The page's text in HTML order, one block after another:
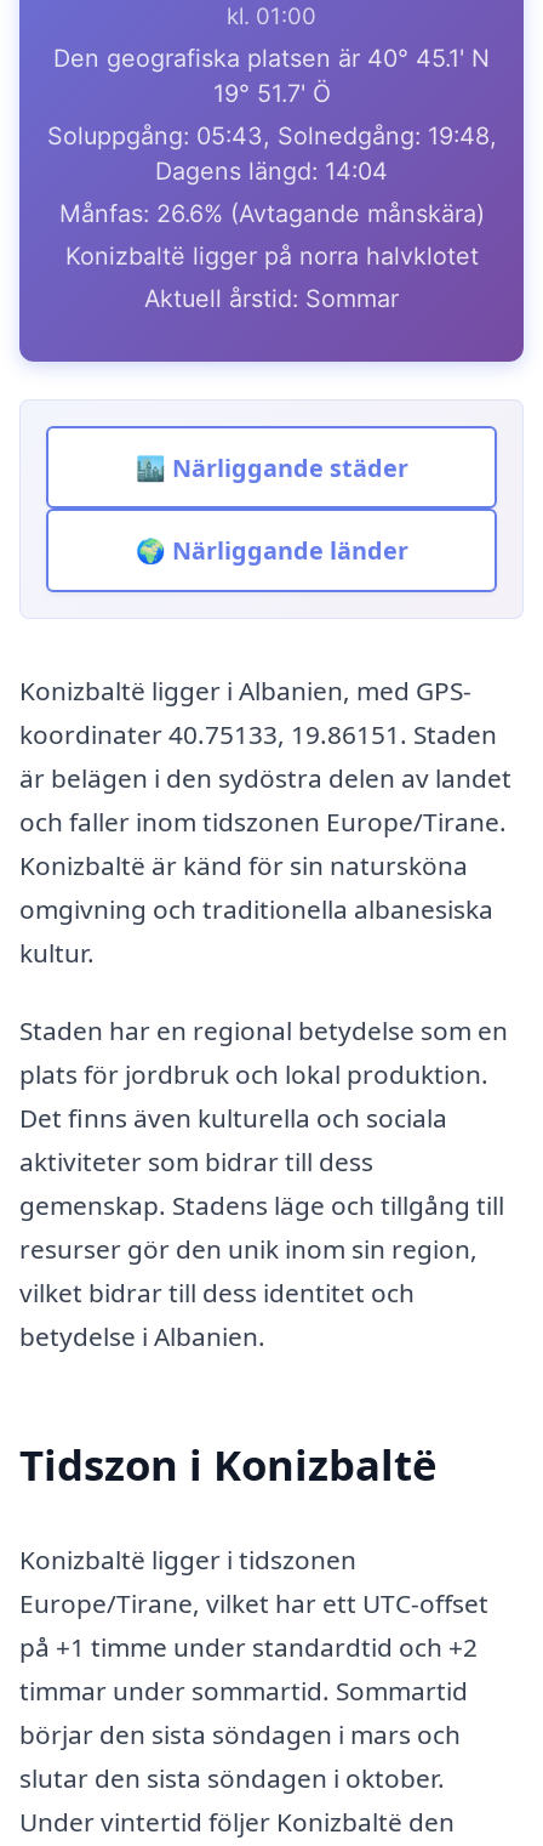
kl. 01:00
Den geografiska platsen är 40° 45.1' N
19° 51.7' Ö
Soluppgång: 05:43, Solnedgång: 19:48,
Dagens längd: 14:04
Månfas: 26.6% (Avtagande månskära)
Konizbaltë ligger på norra halvklotet
Aktuell årstid: Sommar
🏙️ Närliggande städer
🌍 Närliggande länder
Konizbaltë ligger i Albanien, med GPS-
koordinater 40.75133, 19.86151. Staden
är belägen i den sydöstra delen av landet
och faller inom tidszonen Europe/Tirane.
Konizbaltë är känd för sin natursköna
omgivning och traditionella albanesiska
kultur.
Staden har en regional betydelse som en
plats för jordbruk och lokal produktion.
Det finns även kulturella och sociala
aktiviteter som bidrar till dess
gemenskap. Stadens läge och tillgång till
resurser gör den unik inom sin region,
vilket bidrar till dess identitet och
betydelse i Albanien.
Tidszon i Konizbaltë
Konizbaltë ligger i tidszonen
Europe/Tirane, vilket har ett UTC-offset
på +1 timme under standardtid och +2
timmar under sommartid. Sommartid
börjar den sista söndagen i mars och
slutar den sista söndagen i oktober.
Under vintertid följer Konizbaltë den